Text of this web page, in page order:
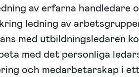
av erfarna handledare
ledning av
med utbildningsledaren
med det personliga
och medarbetarskap i